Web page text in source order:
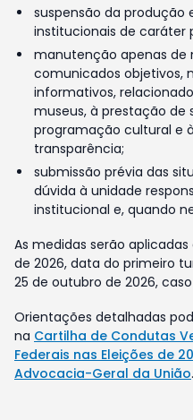
suspensão da produção
institucionais de caráter
manutenção apenas de
comunicados objetivos,
informativos,
museus, à prestação de
programação cultural e
transparência;
submissão prévia das
dúvida à unidade
institucional e, quando
As medidas serão
de 2026, data do primeiro
25 de outubro de 2026,
Orientações detalhadas
na Cartilha de Condutas
Federais nas Eleições de
Advocacia-Geral da União.